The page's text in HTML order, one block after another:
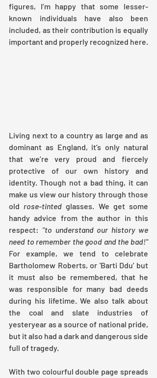
figures, I’m happy that some lesser-
known individuals have also been
included, as their contribution is equally
important and properly recognized here.
Living next to a country as large and as
dominant as England, it’s only natural
that we’re very proud and fiercely
protective of our own history and
identity. Though not a bad thing, it can
make us view our history through those
old rose-tinted glasses. We get some
handy advice from the author in this
respect: "to understand our history we
need to remember the good and the bad!"
For example, we tend to celebrate
Bartholomew Roberts, or 'Barti Ddu' but
it must also be remembered, that he
was responsible for many bad deeds
during his lifetime. We also talk about
the coal and slate industries of
yesteryear as a source of national pride,
but it also had a dark and dangerous side
full of tragedy.
With two colourful double page spreads